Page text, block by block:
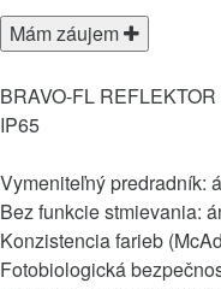
Mám záujem
BRAVO-FL
IP65
Vymeniteľný predradník:
Bez funkcie stmievania:
Konzistencia farieb
Fotobiologická